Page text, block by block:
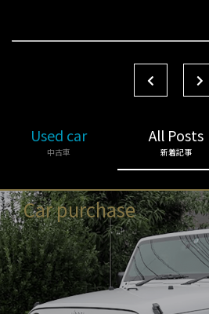
Used car
中古車
All Posts
新着記事
Car purchase